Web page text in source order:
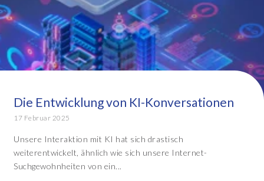
Die Entwicklung von KI-Konversationen
17 Februar 2025
Unsere Interaktion mit KI hat sich drastisch
weiterentwickelt, ähnlich wie sich unsere Internet-
Suchgewohnheiten von ein...